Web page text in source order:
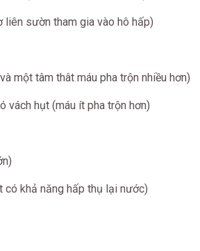
liên sườn tham gia vào hô hấp)
một tâm thât máu pha trộn nhiều hơn)
vách hụt (máu ít pha trộn hơn)
có khả năng hấp thụ lại nước)